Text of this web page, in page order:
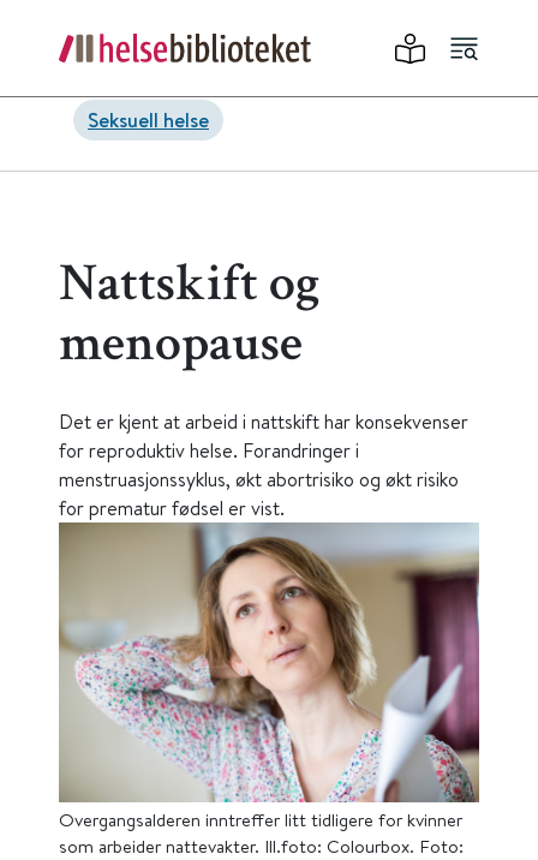
Seksuell helse
Nattskift og
menopause
Det er kjent at arbeid i nattskift har konsekvenser
for reproduktiv helse. Forandringer i
menstruasjonssyklus, økt abortrisiko og økt risiko
for prematur fødsel er vist.
Overgangsalderen inntreffer litt tidligere for kvinner
som arbeider nattevakter. Ill.foto: Colourbox. Foto: